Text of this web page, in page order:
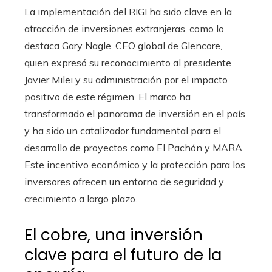
La implementación del RIGI ha sido clave en la
atracción de inversiones extranjeras, como lo
destaca Gary Nagle, CEO global de Glencore,
quien expresó su reconocimiento al presidente
Javier Milei y su administración por el impacto
positivo de este régimen. El marco ha
transformado el panorama de inversión en el país
y ha sido un catalizador fundamental para el
desarrollo de proyectos como El Pachón y MARA.
Este incentivo económico y la protección para los
inversores ofrecen un entorno de seguridad y
crecimiento a largo plazo.
El cobre, una inversión
clave para el futuro de la